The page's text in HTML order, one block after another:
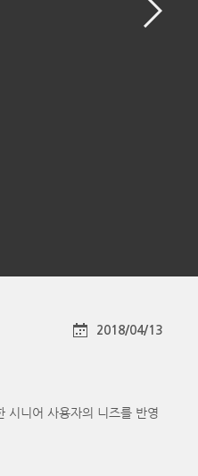
2018/04/13
시니어 사용자의 니즈를 반영